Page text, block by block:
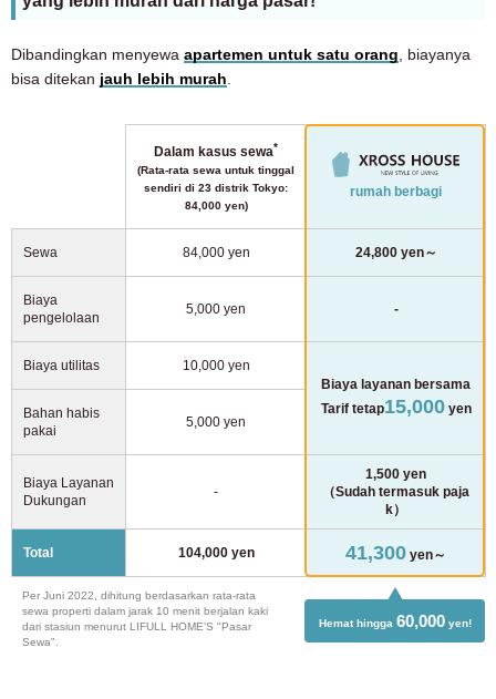
Dibandingkan menyewa apartemen untuk satu orang , biayanya
bisa ditekan jauh lebih murah
Dalam kasus sewa*
(Rata-rata sewa untuk tinggal
sendiri di 23 distrik Tokyo:
84,000 yen)
rumah berbagi
Sewa 84,000 yen 24,800 yen～
Biaya
pengelolaan
5,000 yen -
Biaya utilitas
10,000 yen
Biaya layanan bersama
Tarif tetap15,000yen
Bahan habis
pakai
5,000 yen
Biaya Layanan
Dukungan
-
1,500 yen
（Sudah termasuk paja
k）
Total 104,000 yen 41,300 yen～
Per Juni 2022, dihitung berdasarkan rata-rata
sewa properti dalam jarak 10 menit berjalan kaki
dari stasiun menurut LIFULL HOME’S "Pasar
Sewa".
Hemat hingga 60,000yen!